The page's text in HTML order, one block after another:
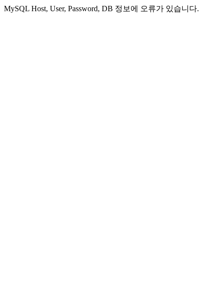
MySQL Host, User, Password, DB 정보에 오류가 있습니다.